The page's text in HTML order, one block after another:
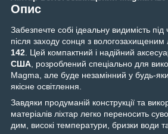
Опис
Забезпечте собі ідеальну видимість під
після заходу сонця з вологозахищеним
142. Цей компактний і надійний
США, розроблений спеціально для
Magma, але буде незамінний у будь-
якісне освітлення.
Завдяки продуманій конструкції та
матеріалів ліхтар легко переносить
дим, високі температури, бризки води